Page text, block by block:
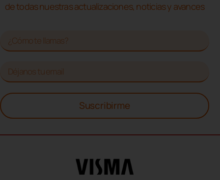
de todas nuestras actualizaciones, noticias y avances
Suscribirme